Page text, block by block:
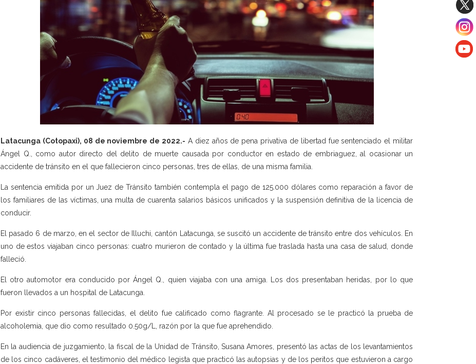
Latacunga (Cotopaxi), 08 de noviembre de 2022.- A diez años de pena privativa de libertad fue sentenciado el militar
Ángel Q., como autor directo del delito de muerte causada por conductor en estado de embriaguez, al ocasionar un
accidente de tránsito en el que fallecieron cinco personas, tres de ellas, de una misma familia.
La sentencia emitida por un Juez de Tránsito también contempla el pago de 125.000 dólares como reparación a favor de
los familiares de las víctimas, una multa de cuarenta salarios básicos unificados y la suspensión definitiva de la licencia de
conducir.
El pasado 6 de marzo, en el sector de Illuchi, cantón Latacunga, se suscitó un accidente de tránsito entre dos vehículos. En
uno de estos viajaban cinco personas: cuatro murieron de contado y la última fue traslada hasta una casa de salud, donde
falleció.
El otro automotor era conducido por Ángel Q., quien viajaba con una amiga. Los dos presentaban heridas, por lo que
fueron llevados a un hospital de Latacunga.
Por existir cinco personas fallecidas, el delito fue calificado como flagrante. Al procesado se le practicó la prueba de
alcoholemia, que dio como resultado 0.50g/L, razón por la que fue aprehendido.
En la audiencia de juzgamiento, la fiscal de la Unidad de Tránsito, Susana Amores, presentó las actas de los levantamientos
de los cinco cadáveres, el testimonio del médico legista que practicó las autopsias y de los peritos que estuvieron a cargo